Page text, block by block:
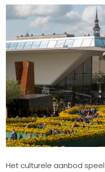
Het culturele aanbod